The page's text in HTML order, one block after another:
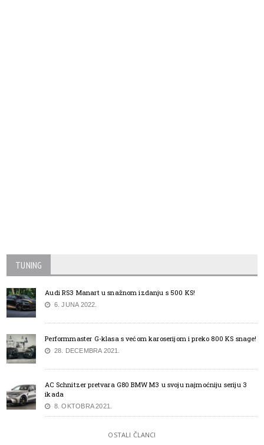
TUNING
Audi RS3 Manart u snažnom izdanju s 500 KS!
6. JUNA 2022.
Performmaster G-klasa s većom karoserijom i preko 800 KS snage!
28. DECEMBRA 2021.
AC Schnitzer pretvara G80 BMW M3 u svoju najmoćniju seriju 3
ikada
8. OKTOBRA 2021.
OSTALI ČLANCI